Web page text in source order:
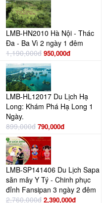
LMB-HN2010 Hà Nội - Thác
Đa - Ba Vì 2 ngày 1 đêm
1,190,000đ 950,000đ
LMB-HL12017 Du Lịch Hạ
Long: Khám Phá Hạ Long 1
Ngày.
899,000đ 790,000đ
LMB-SP141406 Du Lịch Sapa
săn mây Y Tý - Chinh phục
đỉnh Fansipan 3 ngày 2 đêm
2,760,000đ 2,390,000đ